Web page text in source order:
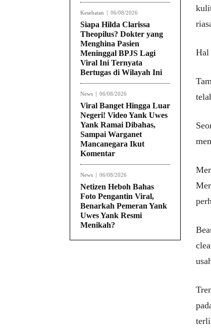
Kesehatan 06/08/2026
Siapa Hilda Clarissa
Theopilus? Dokter yang
Menghina Pasien
Meninggal BPJS Lagi
Viral Ini Ternyata
Bertugas di Wilayah Ini
News 06/08/2026
Viral Banget Hingga Luar
Negeri! Video Yank Uwes
Yank Ramai Dibahas,
Sampai Warganet
Mancanegara Ikut
Komentar
News 06/08/2026
Netizen Heboh Bahas
Foto Pengantin Viral,
Benarkah Pemeran Yank
Uwes Yank Resmi
Menikah?
Hal